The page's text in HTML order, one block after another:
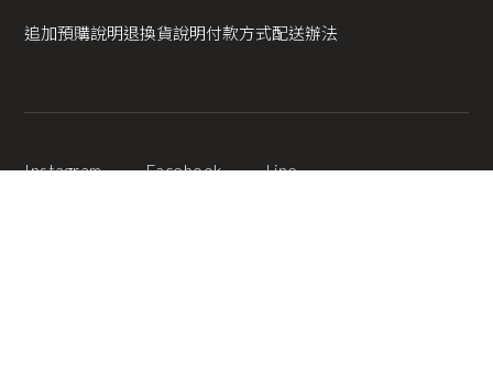
追加預購說明退換貨說明付款方式配送辦法
Instagram Facebook Line